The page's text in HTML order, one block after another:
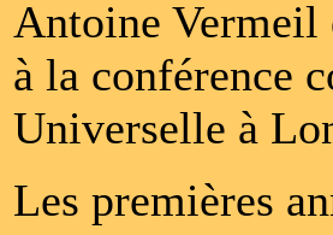
Antoine Vermeil
à la conférence
Universelle à
Les premières